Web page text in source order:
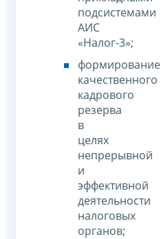
подсистемами
АИС
«Налог-3»;
формирование
качественного
кадрового
резерва
в
целях
непрерывной
и
эффективной
деятельности
налоговых
органов;